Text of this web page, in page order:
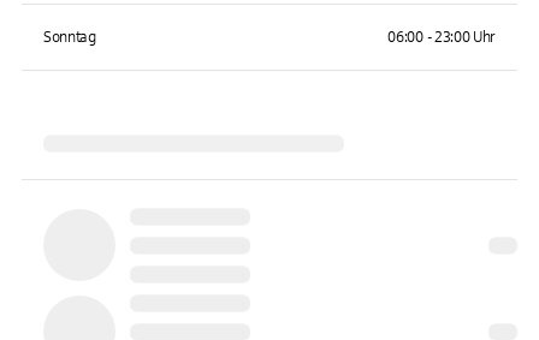
Sonntag 06:00 - 23:00 Uhr